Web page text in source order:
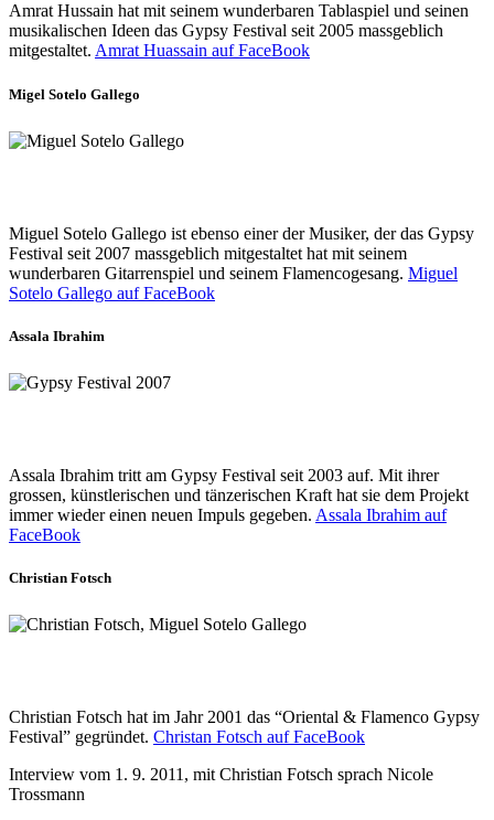
Amrat Hussain hat mit seinem wunderbaren Tablaspiel und seinen
musikalischen Ideen das Gypsy Festival seit 2005 massgeblich
mitgestaltet. Amrat Huassain auf FaceBook
Migel Sotelo Gallego
Miguel Sotelo Gallego ist ebenso einer der Musiker, der das Gypsy
Festival seit 2007 massgeblich mitgestaltet hat mit seinem
wunderbaren Gitarrenspiel und seinem Flamencogesang. Miguel
Sotelo Gallego auf FaceBook
Assala Ibrahim
Assala Ibrahim tritt am Gypsy Festival seit 2003 auf. Mit ihrer
grossen, künstlerischen und tänzerischen Kraft hat sie dem Projekt
immer wieder einen neuen Impuls gegeben. Assala Ibrahim auf
FaceBook
Christian Fotsch
Christian Fotsch hat im Jahr 2001 das “Oriental & Flamenco Gypsy
Festival” gegründet. Christan Fotsch auf FaceBook
Interview vom 1. 9. 2011, mit Christian Fotsch sprach Nicole
Trossmann